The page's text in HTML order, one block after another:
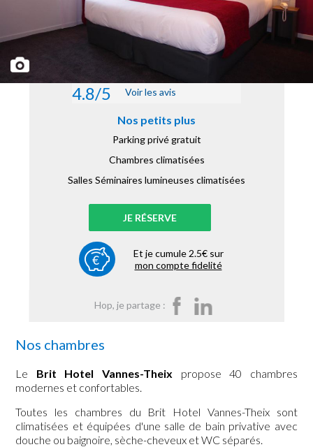
4.8/5 Voir les avis
Nos petits plus
Parking privé gratuit
Chambres climatisées
Salles Séminaires lumineuses climatisées
JE RÉSERVE
Et je cumule 2.5€ sur
mon compte fidelité
Hop, je partage :
Nos chambres
Le Brit Hotel Vannes-Theix propose 40 chambres
modernes et confortables.
Toutes les chambres du Brit Hotel Vannes-Theix sont
climatisées et équipées d'une salle de bain privative avec
douche ou baignoire, sèche-cheveux et WC séparés.